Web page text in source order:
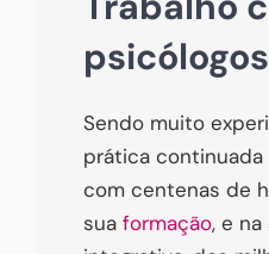
psicólogos
Sendo muito
prática continuada
com centenas de
sua formação, e na